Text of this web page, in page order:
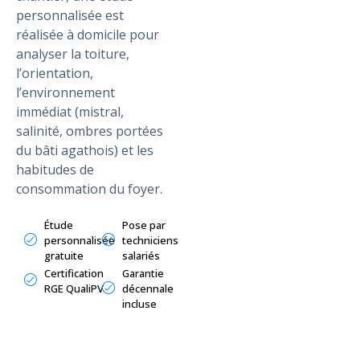
personnalisée est
réalisée à domicile pour
analyser la toiture,
l’orientation,
l’environnement
immédiat (mistral,
salinité, ombres portées
du bâti agathois) et les
habitudes de
consommation du foyer.
Étude
personnalisée
gratuite
Certification
RGE QualiPV
Pose par
techniciens
salariés
Garantie
décennale
incluse